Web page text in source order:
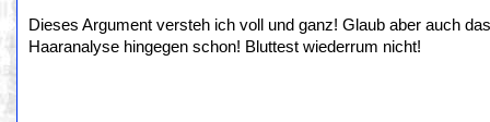
Dieses Argument versteh ich voll und ganz! Glaub aber auch
Haaranalyse hingegen schon! Bluttest wiederrum nicht!